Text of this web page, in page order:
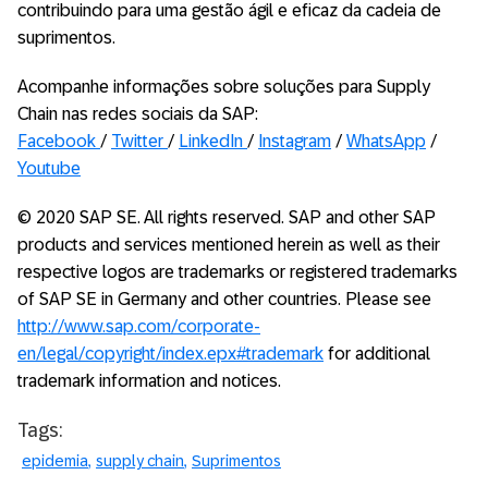
contribuindo para uma gestão ágil e eficaz da cadeia de
suprimentos.
Acompanhe informações sobre soluções para Supply
Chain nas redes sociais da SAP:
Facebook / Twitter / LinkedIn / Instagram / WhatsApp /
Youtube
© 2020 SAP SE. All rights reserved. SAP and other SAP
products and services mentioned herein as well as their
respective logos are trademarks or registered trademarks
of SAP SE in Germany and other countries. Please see
http://www.sap.com/corporate-
en/legal/copyright/index.epx#trademark for additional
trademark information and notices.
Tags:
epidemia supply chain Suprimentos